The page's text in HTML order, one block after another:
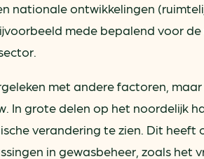
nationale ontwikkelingen
mede bepalend voor
met andere factoren, maar
In grote delen op het noordelijk
verandering te zien. Dit heeft
in gewasbeheer, zoals het